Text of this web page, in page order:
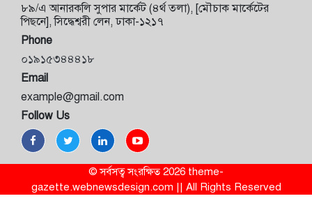
৮৯/এ আনারকলি সুপার মার্কেট (৪র্থ তলা), [মৌচাক মার্কেটের
পিছনে], সিদ্ধেশ্বরী লেন, ঢাকা-১২১৭
Phone
০১৯১৫৩৪৪৪১৮
Email
example@gmail.com
Follow Us
© সর্বসত্ব সংরক্ষিত 2026 theme-
gazette.webnewsdesign.com || All Rights Reserved